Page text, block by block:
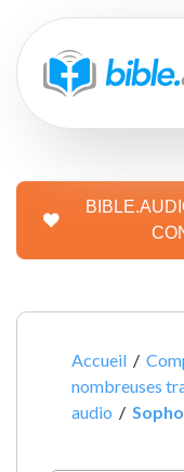
Accueil /
nombreuses
audio /